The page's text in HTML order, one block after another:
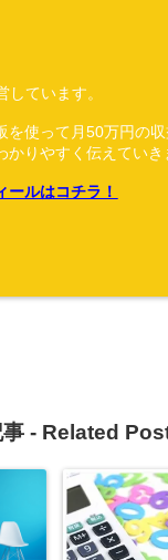
しています。
を使って月50万円の
かりやすく伝えていき
ルはコチラ！
- Related